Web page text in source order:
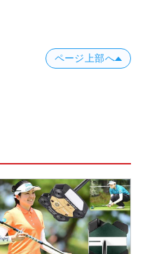
ページ上部へ